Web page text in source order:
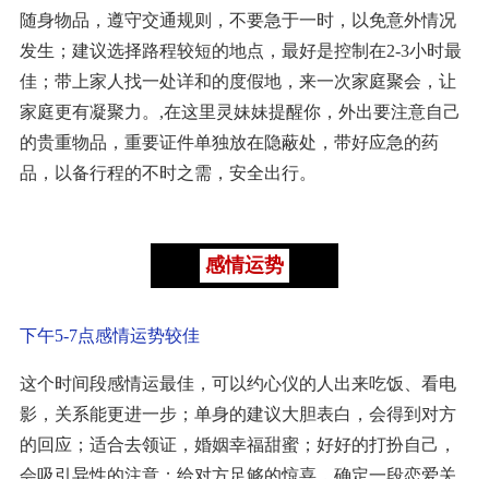
随身物品，遵守交通规则，不要急于一时，以免意外情况
发生；建议选择路程较短的地点，最好是控制在2-3小时最
佳；带上家人找一处详和的度假地，来一次家庭聚会，让
家庭更有凝聚力。,在这里灵妹妹提醒你，外出要注意自己
的贵重物品，重要证件单独放在隐蔽处，带好应急的药
品，以备行程的不时之需，安全出行。
感情运势
下午5-7点感情运势较佳
这个时间段感情运最佳，可以约心仪的人出来吃饭、看电
影，关系能更进一步；单身的建议大胆表白，会得到对方
的回应；适合去领证，婚姻幸福甜蜜；好好的打扮自己，
会吸引异性的注意；给对方足够的惊喜，确定一段恋爱关